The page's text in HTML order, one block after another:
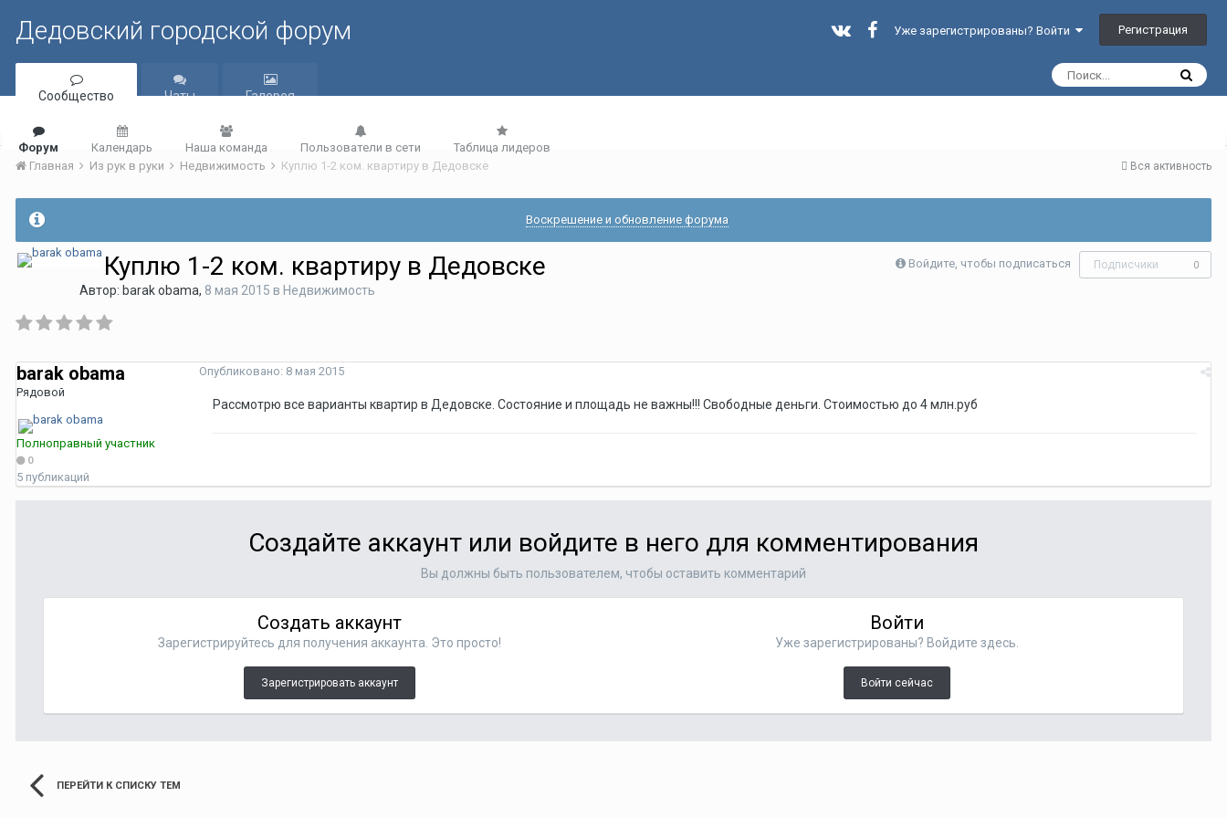
Дедовский городской форум Уже зарегистрированы? Войти Регистрация
Сообщество
Форум Календарь Наша команда Пользователи в сети Таблица лидеров
Чаты Галерея
Вся активность
Главная Из рук в руки Недвижимость Куплю 1-2 ком. квартиру в Дедовске
Воскрешение и обновление форума
Войдите, чтобы подписаться Подписчики 0
Куплю 1-2 ком. квартиру в Дедовске
Автор: barak obama, 8 мая 2015 в Недвижимость
barak obama
Рядовой
Полноправный участник
0
5 публикаций
Опубликовано: 8 мая 2015
Рассмотрю все варианты квартир в Дедовске. Состояние и площадь не важны!!! Свободные деньги. Стоимостью до 4 млн.руб
Создайте аккаунт или войдите в него для комментирования
Вы должны быть пользователем, чтобы оставить комментарий
Создать аккаунт
Зарегистрируйтесь для получения аккаунта. Это просто!
Зарегистрировать аккаунт
Войти
Уже зарегистрированы? Войдите здесь.
Войти сейчас
ПЕРЕЙТИ К СПИСКУ ТЕМ